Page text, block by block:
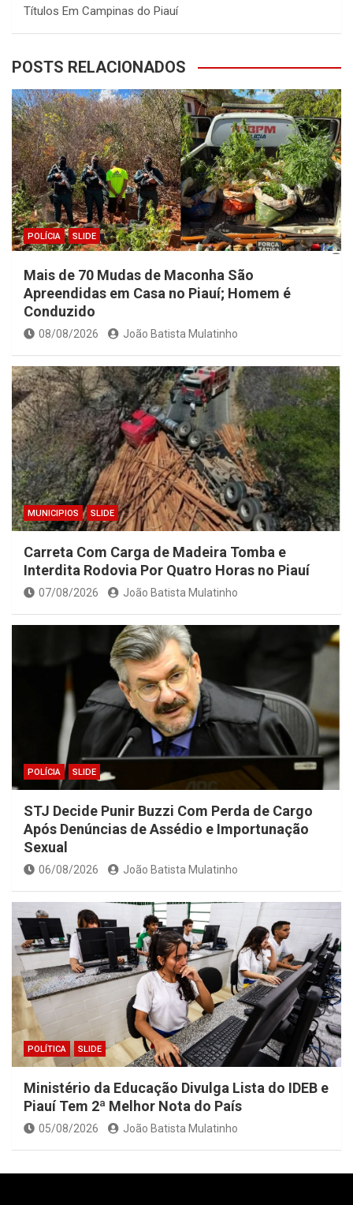
Títulos Em Campinas do Piauí
POSTS RELACIONADOS
POLÍCIA SLIDE
Mais de 70 Mudas de Maconha São
Apreendidas em Casa no Piauí; Homem é
Conduzido
08/08/2026 João Batista Mulatinho
MUNICIPIOS SLIDE
Carreta Com Carga de Madeira Tomba e
Interdita Rodovia Por Quatro Horas no Piauí
07/08/2026 João Batista Mulatinho
POLÍCIA SLIDE
STJ Decide Punir Buzzi Com Perda de Cargo
Após Denúncias de Assédio e Importunação
Sexual
06/08/2026 João Batista Mulatinho
POLÍTICA SLIDE
Ministério da Educação Divulga Lista do IDEB e
Piauí Tem 2ª Melhor Nota do País
05/08/2026 João Batista Mulatinho